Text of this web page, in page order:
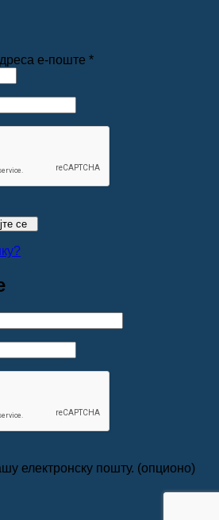
е-поште *Обавезно
се
електронску пошту. (опционо)